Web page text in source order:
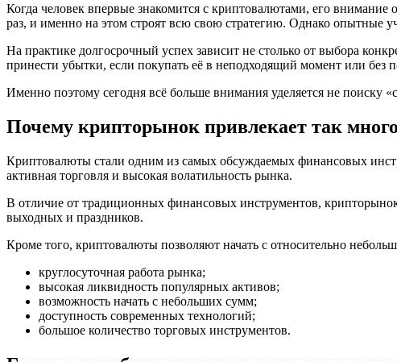
Когда человек впервые знакомится с криптовалютами, его
раз, и именно на этом строят всю свою стратегию. Однако опытные
На практике долгосрочный успех зависит не столько от выбора
принести убытки, если покупать её в неподходящий момент или без
Именно поэтому сегодня всё больше внимания уделяется не поиску
Почему крипторынок привлекает так
Криптовалюты стали одним из самых обсуждаемых финансовых
активная торговля и высокая волатильность рынка.
В отличие от традиционных финансовых инструментов,
выходных и праздников.
Кроме того, криптовалюты позволяют начать с относительно
круглосуточная работа рынка;
высокая ликвидность популярных активов;
возможность начать с небольших сумм;
доступность современных технологий;
большое количество торговых инструментов.